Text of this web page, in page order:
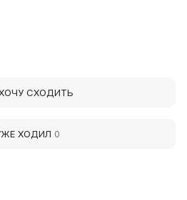
СХОДИТЬ
ХОДИЛ 0